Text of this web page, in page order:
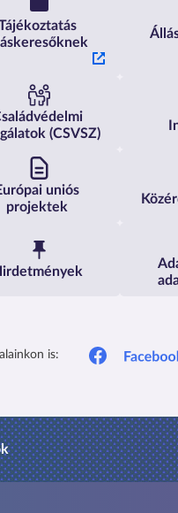
(CSVSZ)
uniós
projektek
is: